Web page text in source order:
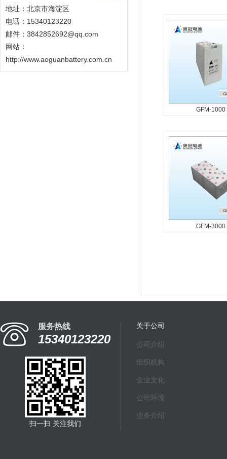
地址：北京市海淀区
电话：15340123220
邮件：3842852692@qq.com
网站：
http://www.aoguanbattery.com.cn
产品特征 产品设计寿
密封安全可靠 比能
小、自放电率低 密
GFM-1000
产品特征 产品设计寿
密封安全可靠 比能
小、自放电率低 密
高、一致性能好...
GFM-3000
服务热线
15340123220
扫一扫 关注我们
关于公司
公司介绍
组织机构
企业文化
公司环境
业务介绍